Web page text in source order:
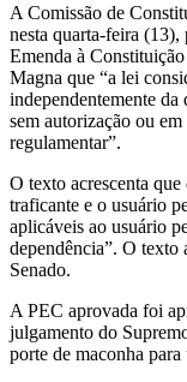
A Comissão de
nesta quarta-feira
Emenda à
Magna que “a lei
independentemente da
sem autorização ou
regulamentar”.
O texto acrescenta
traficante e o usuário
aplicáveis ao usuário
dependência”. O texto
Senado.
A PEC aprovada foi
julgamento do
porte de maconha